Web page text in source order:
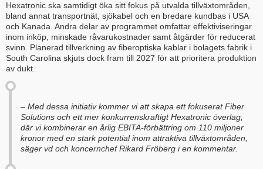
Hexatronic ska samtidigt öka sitt fokus på utvalda tillväxtområden,
bland annat transportnät, sjökabel och en bredare kundbas i USA
och Kanada. Andra delar av programmet omfattar effektiviseringar
inom inköp, minskade råvarukostnader samt åtgärder för reducerat
svinn. Planerad tillverkning av fiberoptiska kablar i bolagets fabrik i
South Carolina skjuts dock fram till 2027 för att prioritera produktion
av dukt.
– Med dessa initiativ kommer vi att skapa ett fokuserat Fiber
Solutions och ett mer konkurrenskraftigt Hexatronic överlag,
där vi kombinerar en årlig EBITA-förbättring om 110 miljoner
kronor med en stark potential inom attraktiva tillväxtområden,
säger vd och koncernchef Rikard Fröberg i en kommentar.